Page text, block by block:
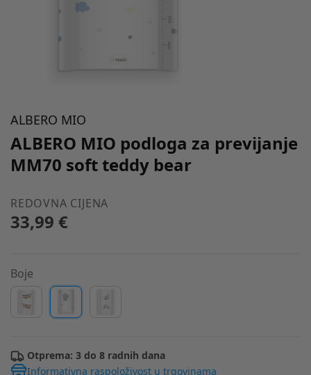
ALBERO MIO
ALBERO MIO podloga za previjanje
MM70 soft teddy bear
REDOVNA CIJENA
33,99 €
Boje
Otprema: 3 do 8 radnih dana
Informativna raspoloživost u trgovinama